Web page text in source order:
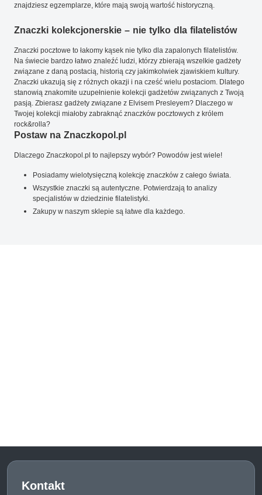
znajdziesz egzemplarze, które mają swoją wartość historyczną.
Znaczki kolekcjonerskie – nie tylko dla filatelistów
Znaczki pocztowe to łakomy kąsek nie tylko dla zapalonych filatelistów.
Na świecie bardzo łatwo znaleźć ludzi, którzy zbierają wszelkie gadżety
związane z daną postacią, historią czy jakimkolwiek zjawiskiem kultury.
Znaczki ukazują się z różnych okazji i na cześć wielu postaciom. Dlatego
stanowią znakomite uzupełnienie kolekcji gadżetów związanych z Twoją
pasją. Zbierasz gadżety związane z Elvisem Presleyem? Dlaczego w
Twojej kolekcji miałoby zabraknąć znaczków pocztowych z królem
rock&rolla?
Postaw na Znaczkopol.pl
Dlaczego Znaczkopol.pl to najlepszy wybór? Powodów jest wiele!
Posiadamy wielotysięczną kolekcję znaczków z całego świata.
Wszystkie znaczki są autentyczne. Potwierdzają to analizy
specjalistów w dziedzinie filatelistyki.
Zakupy w naszym sklepie są łatwe dla każdego.
Kontakt